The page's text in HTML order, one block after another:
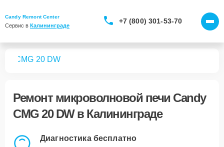
Candy Remont Center
Сервис в Калининграде
+7 (800) 301-53-70
CMG 20 DW
Ремонт микроволновой печи Candy
CMG 20 DWв Калининграде
Диагностика бесплатно